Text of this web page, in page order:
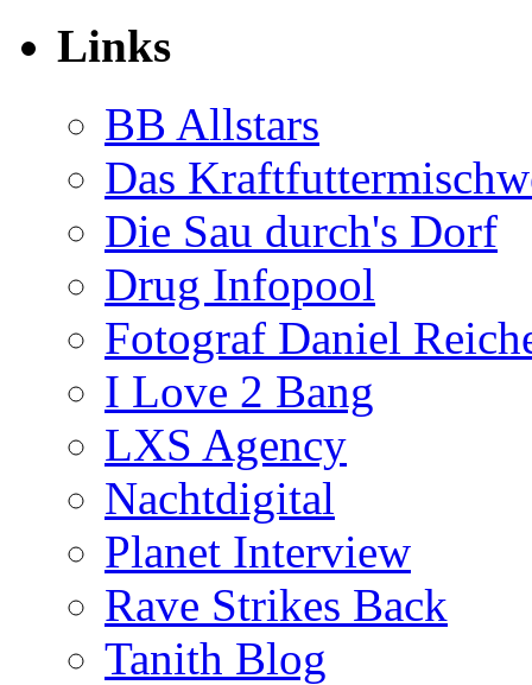
Links
BB Allstars
Das
Die Sau durch's Dorf
Drug Infopool
Fotograf Daniel
I Love 2 Bang
LXS Agency
Nachtdigital
Planet Interview
Rave Strikes Back
Tanith Blog